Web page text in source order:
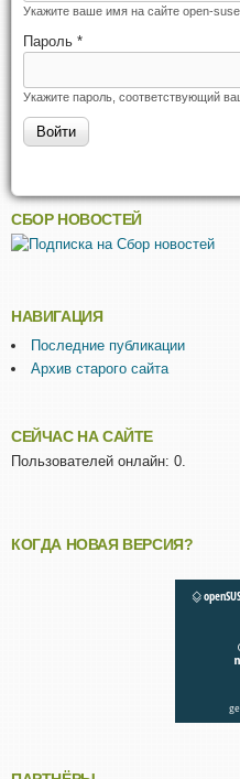
Укажите ваше имя на сайте open-
Пароль *
Укажите пароль, соответствующий
СБОР НОВОСТЕЙ
НАВИГАЦИЯ
Последние публикации
Архив старого сайта
СЕЙЧАС НА САЙТЕ
Пользователей онлайн: 0.
КОГДА НОВАЯ ВЕРСИЯ?